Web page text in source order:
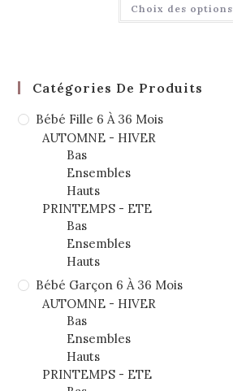
Choix des options
Catégories De Produits
Bébé Fille 6 À 36 Mois
AUTOMNE - HIVER
Bas
Ensembles
Hauts
PRINTEMPS - ETE
Bas
Ensembles
Hauts
Bébé Garçon 6 À 36 Mois
AUTOMNE - HIVER
Bas
Ensembles
Hauts
PRINTEMPS - ETE